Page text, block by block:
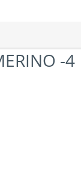
-4